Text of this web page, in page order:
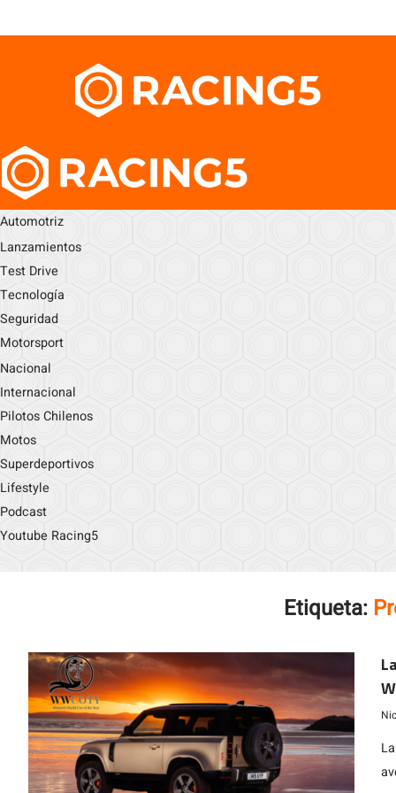
Automotriz
Lanzamientos
Test Drive
Tecnología
Seguridad
Motorsport
Nacional
Internacional
Pilotos Chilenos
Motos
Superdeportivos
Lifestyle
Podcast
Youtube Racing5
Etiqueta: